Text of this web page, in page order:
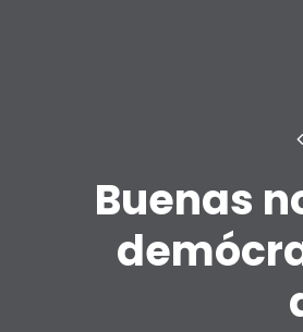
Buenas